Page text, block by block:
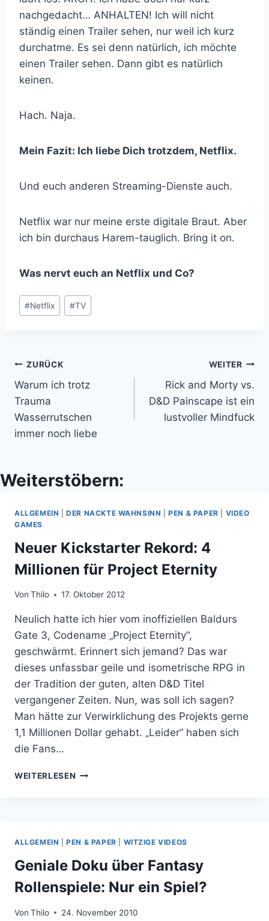
nachgedacht… ANHALTEN! Ich will nicht
ständig einen Trailer sehen, nur weil ich kurz
durchatme. Es sei denn natürlich, ich möchte
einen Trailer sehen. Dann gibt es natürlich
keinen.
Hach. Naja.
Mein Fazit: Ich liebe Dich trotzdem, Netflix.
Und euch anderen Streaming-Dienste auch.
Netflix war nur meine erste digitale Braut. Aber
ich bin durchaus Harem-tauglich. Bring it on.
Was nervt euch an Netflix und Co?
Schlagworte:
#Netflix #TV
Beitragsnavigation
ZURÜCK
Warum ich trotz
Trauma
Wasserrutschen
immer noch liebe
WEITER
Rick and Morty vs.
D&D Painscape ist ein
lustvoller Mindfuck
Weiterstöbern:
ALLGEMEIN |DER NACKTE WAHNSINN |PEN & PAPER
VIDEO
GAMES
Neuer Kickstarter Rekord: 4
Millionen für Project Eternity
Von Thilo 17. Oktober 2012
Neulich hatte ich hier vom inoffiziellen Baldurs
Gate 3, Codename „Project Eternity“,
geschwärmt. Erinnert sich jemand? Das war
dieses unfassbar geile und isometrische RPG in
der Tradition der guten, alten D&D Titel
vergangener Zeiten. Nun, was soll ich sagen?
Man hätte zur Verwirklichung des Projekts gerne
1,1 Millionen Dollar gehabt. „Leider“ haben sich
die Fans…
WEITERLESEN NEUER
ETERNITY
ALLGEMEIN |PEN & PAPER WITZIGE VIDEOS
Geniale Doku über Fantasy
Rollenspiele: Nur ein Spiel?
Von Thilo 24. November 2010